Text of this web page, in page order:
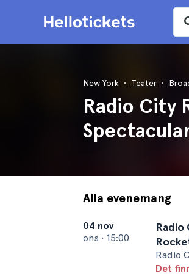
New York Teater
Radio City
Alla evenemang
04 nov
ons • 15:00
Radio
Radio
Det